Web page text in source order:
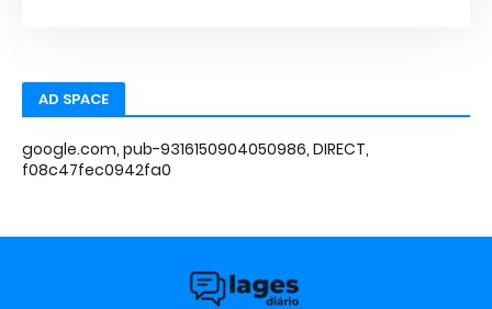
AD SPACE
google.com, pub-9316150904050986, DIRECT,
f08c47fec0942fa0